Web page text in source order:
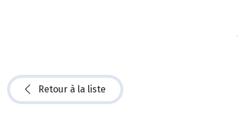
Retour à la liste